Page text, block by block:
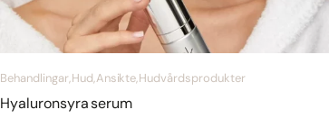
Behandlingar, Hud, Ansikte, Hudvårdsprodukter
Hyaluronsyra serum